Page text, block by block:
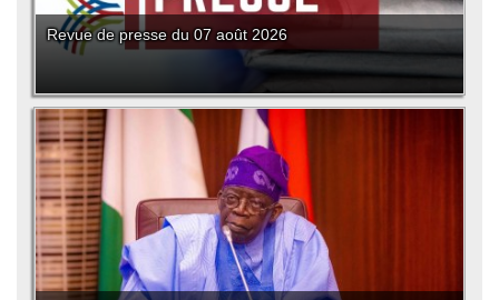
Revue de presse du 07 août 2026